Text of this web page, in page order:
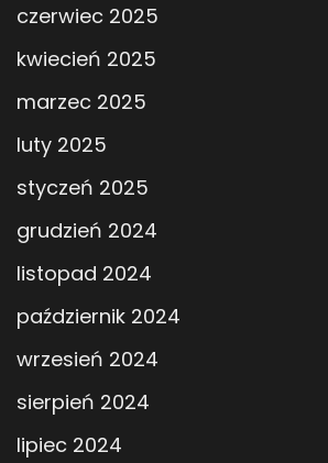
czerwiec 2025
kwiecień 2025
marzec 2025
luty 2025
styczeń 2025
grudzień 2024
listopad 2024
październik 2024
wrzesień 2024
sierpień 2024
lipiec 2024